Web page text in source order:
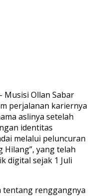
Musisi Ollan Sabar
perjalanan kariernya
aslinya setelah
identitas
melalui peluncuran
Hilang”, yang telah
digital sejak 1 Juli
tentang renggangnya